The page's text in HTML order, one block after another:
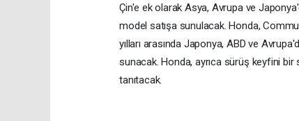
Çin'e ek olarak Asya, Avrupa ve
model satışa sunulacak. Honda,
yılları arasında Japonya, ABD ve
sunacak. Honda, ayrıca sürüş keyfini
tanıtacak.